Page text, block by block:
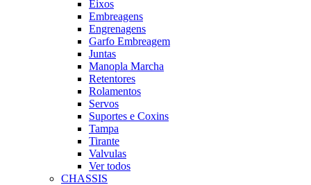
Eixos
Embreagens
Engrenagens
Garfo Embreagem
Juntas
Manopla Marcha
Retentores
Rolamentos
Servos
Suportes e Coxins
Tampa
Tirante
Valvulas
Ver todos
CHASSIS